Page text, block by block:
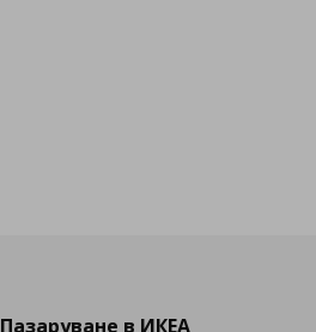
Пазаруване в ИКЕА